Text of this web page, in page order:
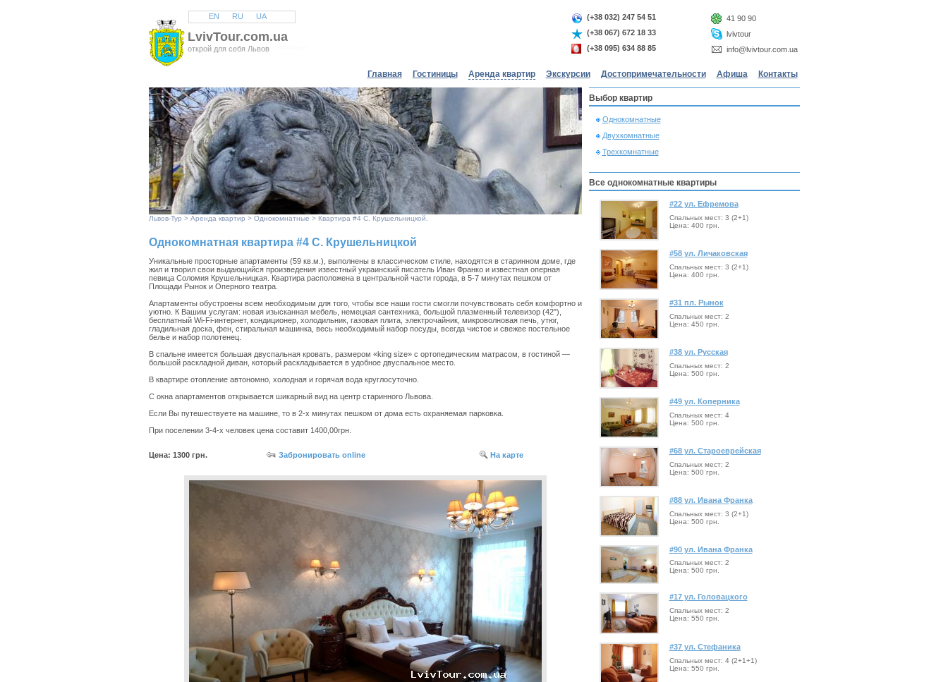
EN RU UA
LvivTour.com.ua
открой для себя Львов
(+38 032) 247 54 51
(+38 067) 672 18 33
(+38 095) 634 88 85
41 90 90
lvivtour
info@lvivtour.com.ua
Главная Гостиницы Аренда квартир Экскурсии Достопримечательности Афиша Контакты
Львов-Тур > Аренда квартир > Однокомнатные > Квартира #4 С. Крушельницкой.
Однокомнатная квартира #4 С. Крушельницкой
Уникальные просторные апартаменты (59 кв.м.), выполнены в классическом стиле, находятся в старинном доме, где
жил и творил свои выдающийся произведения известный украинский писатель Иван Франко и известная оперная
певица Соломия Крушельницкая. Квартира расположена в центральной части города, в 5-7 минутах пешком от
Площади Рынок и Оперного театра.
Апартаменты обустроены всем необходимым для того, чтобы все наши гости смогли почувствовать себя комфортно и
уютно. К Вашим услугам: новая изысканная мебель, немецкая сантехника, большой плазменный телевизор (42"),
бесплатный Wi-Fi-интернет, кондиционер, холодильник, газовая плита, электрочайник, микроволновая печь, утюг,
гладильная доска, фен, стиральная машинка, весь необходимый набор посуды, всегда чистое и свежее постельное
белье и набор полотенец.
В спальне имеется большая двуспальная кровать, размером «king size» с ортопедическим матрасом, в гостиной —
большой раскладной диван, который раскладывается в удобное двуспальное место.
В квартире отопление автономно, холодная и горячая вода круглосуточно.
С окна апартаментов открывается шикарный вид на центр старинного Львова.
Если Вы путешествуете на машине, то в 2-х минутах пешком от дома есть охраняемая парковка.
При поселении 3-4-х человек цена составит 1400,00грн.
Цена: 1300 грн. Забронировать online На карте
Выбор квартир
Однокомнатные
Двухкомнатные
Трехкомнатные
Все однокомнатные квартиры
#22 ул. Ефремова
Спальных мест: 3 (2+1)
Цена: 400 грн.
#58 ул. Личаковская
Спальных мест: 3 (2+1)
Цена: 400 грн.
#31 пл. Рынок
Спальных мест: 2
Цена: 450 грн.
#38 ул. Русская
Спальных мест: 2
Цена: 500 грн.
#49 ул. Коперника
Спальных мест: 4
Цена: 500 грн.
#68 ул. Староеврейская
Спальных мест: 2
Цена: 500 грн.
#88 ул. Ивана Франка
Спальных мест: 3 (2+1)
Цена: 500 грн.
#90 ул. Ивана Франка
Спальных мест: 2
Цена: 500 грн.
#17 ул. Головацкого
Спальных мест: 2
Цена: 550 грн.
#37 ул. Стефаника
Спальных мест: 4 (2+1+1)
Цена: 550 грн.